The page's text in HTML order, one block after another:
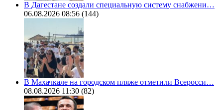
В Дагестане создали специальную систему снабжени…
06.08.2026 08:56 (144)
В Махачкале на городском пляже отметили Всеросси…
08.08.2026 11:30 (82)